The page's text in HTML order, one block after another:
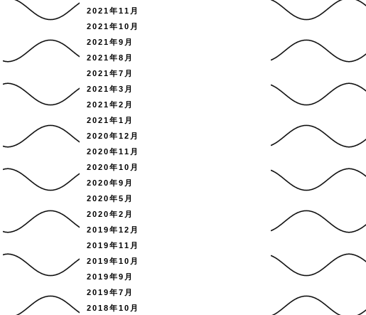
2021年11月
2021年10月
2021年9月
2021年8月
2021年7月
2021年3月
2021年2月
2021年1月
2020年12月
2020年11月
2020年10月
2020年9月
2020年5月
2020年2月
2019年12月
2019年11月
2019年10月
2019年9月
2019年7月
2018年10月